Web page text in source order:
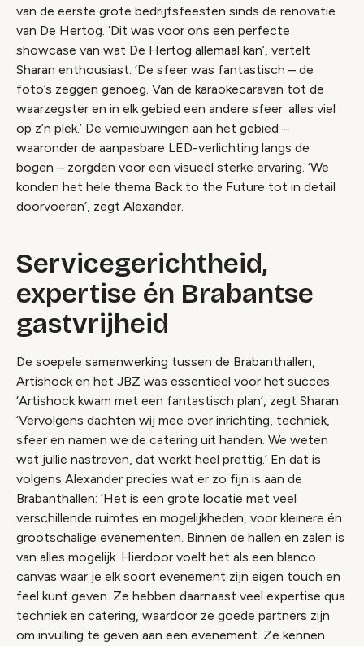
van de eerste grote bedrijfsfeesten sinds de renovatie
van De Hertog. ‘Dit was voor ons een perfecte
showcase van wat De Hertog allemaal kan’, vertelt
Sharan enthousiast. ‘De sfeer was fantastisch – de
foto’s zeggen genoeg. Van de karaokecaravan tot de
waarzegster en in elk gebied een andere sfeer: alles viel
op z’n plek.’ De vernieuwingen aan het gebied –
waaronder de aanpasbare LED-verlichting langs de
bogen – zorgden voor een visueel sterke ervaring. ‘We
konden het hele thema Back to the Future tot in detail
doorvoeren’, zegt Alexander.
Servicegerichtheid,
expertise én Brabantse
gastvrijheid
De soepele samenwerking tussen de Brabanthallen,
Artishock en het JBZ was essentieel voor het succes.
‘Artishock kwam met een fantastisch plan’, zegt Sharan.
‘Vervolgens dachten wij mee over inrichting, techniek,
sfeer en namen we de catering uit handen. We weten
wat jullie nastreven, dat werkt heel prettig.’ En dat is
volgens Alexander precies wat er zo fijn is aan de
Brabanthallen: ‘Het is een grote locatie met veel
verschillende ruimtes en mogelijkheden, voor kleinere én
grootschalige evenementen. Binnen de hallen en zalen is
van alles mogelijk. Hierdoor voelt het als een blanco
canvas waar je elk soort evenement zijn eigen touch en
feel kunt geven. Ze hebben daarnaast veel expertise qua
techniek en catering, waardoor ze goede partners zijn
om invulling te geven aan een evenement. Ze kennen